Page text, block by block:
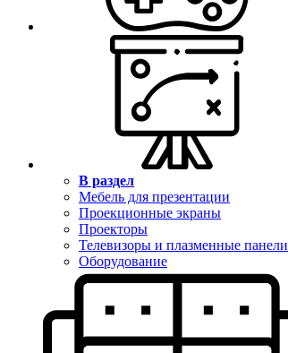
В раздел
Мебель для презентации
Проекционные экраны
Проекторы
Телевизоры и плазменные панели
Оборудование